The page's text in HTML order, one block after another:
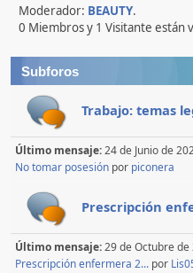
Moderador: BEAUTY.
0 Miembros y 1 Visitante están
Subforos
Trabajo: temas
Último mensaje:24 de Junio de
No tomar posesión por piconera
Prescripción
Último mensaje:29 de Octubre de
Prescripción enfermera 2... por